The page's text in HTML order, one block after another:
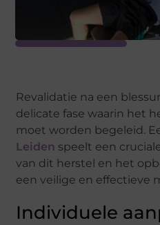
Revalidatie na een
delicate fase waarin het
moet worden begeleid.
Leiden speelt een
van dit herstel en het
een veilige en effectieve
Individuele